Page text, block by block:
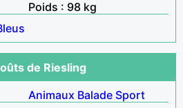
Poids : 98 kg
de Riesling
Animaux Balade Sport